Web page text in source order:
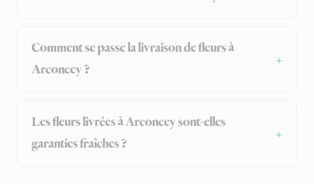
Comment se passe la livraison de fleurs à
Arconcey ?
Les fleurs livrées à Arconcey sont-elles
garanties fraîches ?